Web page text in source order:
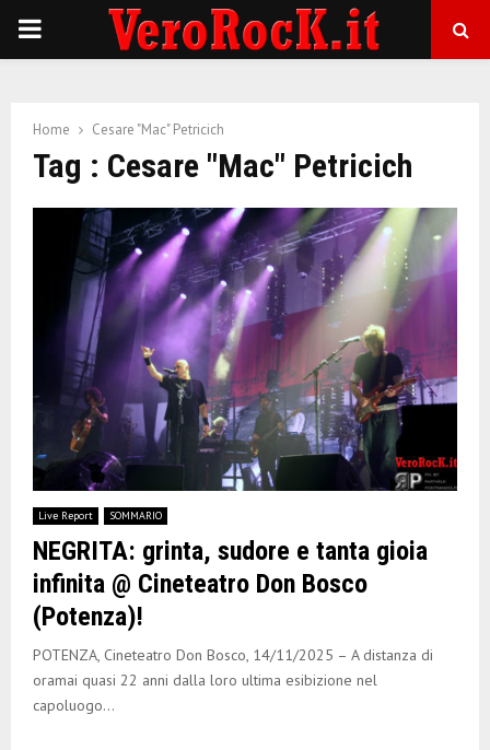
P
M
N
U
Home Cesare "Mac" Petricich
Tag : Cesare "Mac" Petricich
Live Report SOMMARIO
NEGRITA: grinta, sudore e tanta gioia
infinita @ Cineteatro Don Bosco
(Potenza)!
POTENZA, Cineteatro Don Bosco, 14/11/2025 – A distanza di
oramai quasi 22 anni dalla loro ultima esibizione nel
capoluogo...